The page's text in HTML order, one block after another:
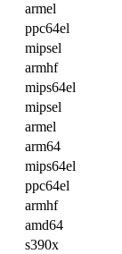
armel
ppc64el
mipsel
armhf
mips64el
mipsel
armel
arm64
mips64el
ppc64el
armhf
amd64
s390x